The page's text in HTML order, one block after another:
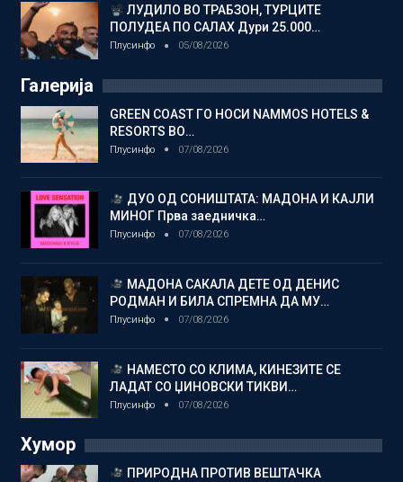
ЛУДИЛО ВО ТРАБЗОН, ТУРЦИТЕ
ПОЛУДЕА ПО САЛАХ Дури 25.000…
Плусинфо 05/08/2026
Галерија
GREEN COAST ГО НОСИ NAMMOS HOTELS &
RESORTS ВО…
Плусинфо 07/08/2026
ДУО ОД СОНИШТАТА: МАДОНА И КАЈЛИ
МИНОГ Прва заедничка…
Плусинфо 07/08/2026
МАДОНА САКАЛА ДЕТЕ ОД ДЕНИС
РОДМАН И БИЛА СПРЕМНА ДА МУ…
Плусинфо 07/08/2026
НАМЕСТО СО КЛИМА, КИНЕЗИТЕ СЕ
ЛАДАТ СО ЏИНОВСКИ ТИКВИ…
Плусинфо 07/08/2026
Хумор
ПРИРОДНА ПРОТИВ ВЕШТАЧКА